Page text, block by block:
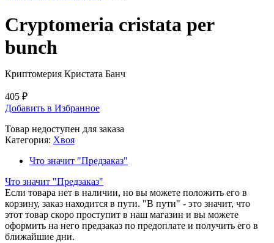
Cryptomeria cristata per
bunch
Криптомерия Кристата Банч
405 ₽
Добавить в Избранное
Товар недоступен для заказа
Категория: Хвоя
Что значит "Предзаказ"
Что значит "Предзаказ"
Если товара нет в наличии, но вы можете положить его в
корзину, заказ находится в пути. "В пути" - это значит, что
этот товар скоро проступит в наш магазин и вы можете
оформить на него предзаказ по предоплате и получить его в
ближайшие дни.